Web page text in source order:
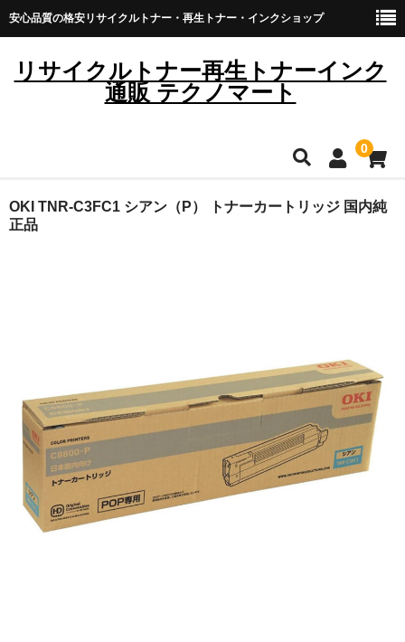
安心品質の格安リサイクルトナー・再生トナー・インクショップ
リサイクルトナー再生トナーインク
通販 テクノマート
0
HOME
リコー
OKI
富士フイルムBI
NEC
OKI TNR-C3FC1 シアン（P） トナーカートリッジ 国内純
正品